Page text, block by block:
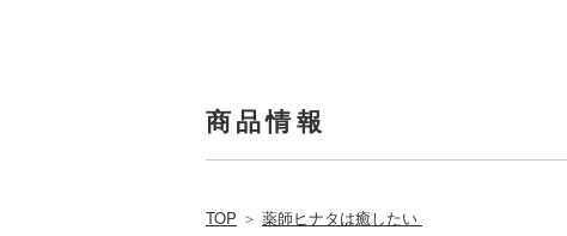
商品情報
TOP ＞ 薬師ヒナタは癒したい